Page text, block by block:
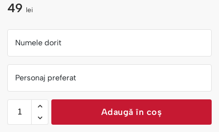
49 lei
Numele dorit
Personaj preferat
Adaugă în coș